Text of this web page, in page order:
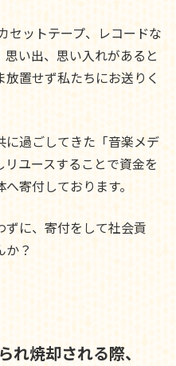
セットテープ、レコードな
い出、思い入れがあると
置せず私たちにお送りく
過ごしてきた「音楽メデ
ユースすることで資金を
寄付しております。
ずに、寄付をして社会貢
？
れ焼却される際、